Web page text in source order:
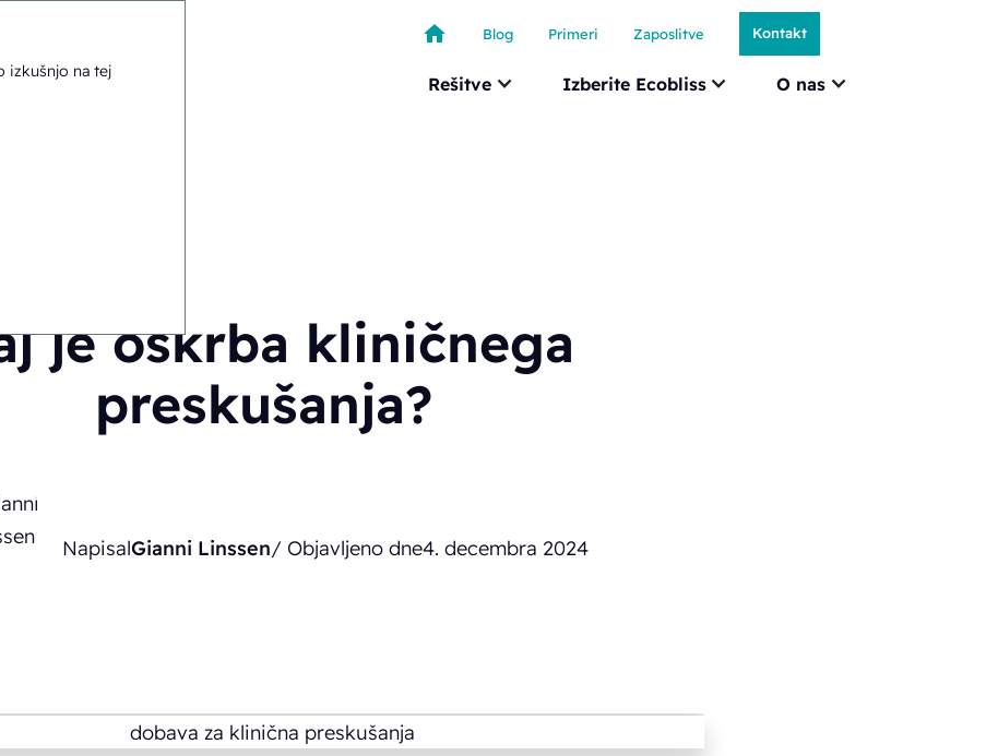
izkušnjo na tej
Rešitve Izberite Ecobliss O nas
Blog Primeri Zaposlitve Kontakt
je oskrba kliničnega
preskušanja?
NapisalGianni Linssen/ Objavljeno dne4. decembra 2024